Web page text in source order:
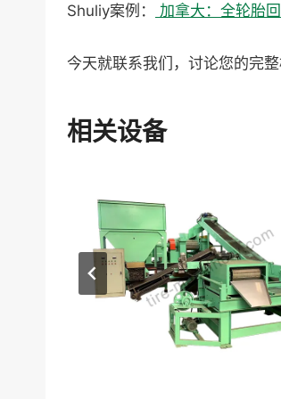
Shuliy案例： 加拿大：全轮胎
今天就联系我们，讨论您的完整
相关设备